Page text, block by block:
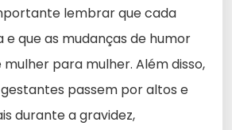
lembrar que cada
e que as mudanças de humor
para mulher. Além disso,
passem por altos e
durante a gravidez,